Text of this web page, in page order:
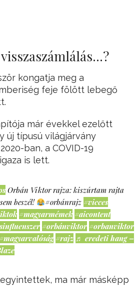
kongatja meg a
feje fölött lebegő
már évekkel ezelőtt
új típusú világjárvány
ban, a COVID-19
is lett.
Orbán Viktor rajza: kiszúrtam rajta
beszél!
#orbánrajz #vicces
#magyarmémek #aicontent
#orbánviktor #orbanviktor
#magyarvalóság #rajz ♬ eredeti hang –
ma már másképp